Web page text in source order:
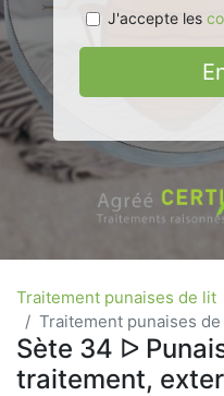
J'accepte les
Traitement punaises de lit
Traitement punaises
Sète 34 ᐅ
traitement,